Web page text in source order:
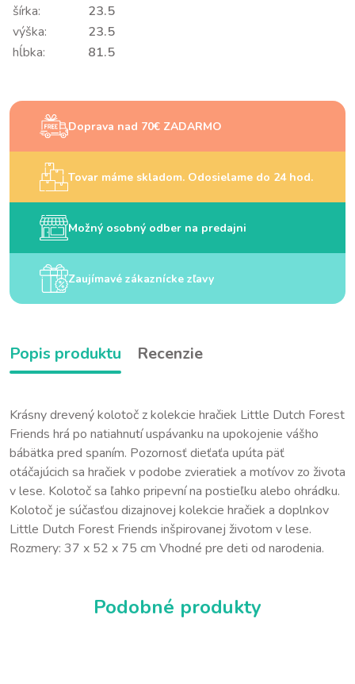
šírka:
23.5
výška:
23.5
hĺbka:
81.5
Doprava nad 70€ ZADARMO
Tovar máme skladom. Odosielame do 24 hod.
Možný osobný odber na predajni
Zaujímavé zákaznícke zľavy
Popis produktu Recenzie
Krásny drevený kolotoč z kolekcie hračiek Little Dutch Forest
Friends hrá po natiahnutí uspávanku na upokojenie vášho
bábätka pred spaním. Pozornosť dieťaťa upúta päť
otáčajúcich sa hračiek v podobe zvieratiek a motívov zo života
v lese. Kolotoč sa ľahko pripevní na postieľku alebo ohrádku.
Kolotoč je súčasťou dizajnovej kolekcie hračiek a doplnkov
Little Dutch Forest Friends inšpirovanej životom v lese.
Rozmery: 37 x 52 x 75 cm Vhodné pre deti od narodenia.
Podobné produkty